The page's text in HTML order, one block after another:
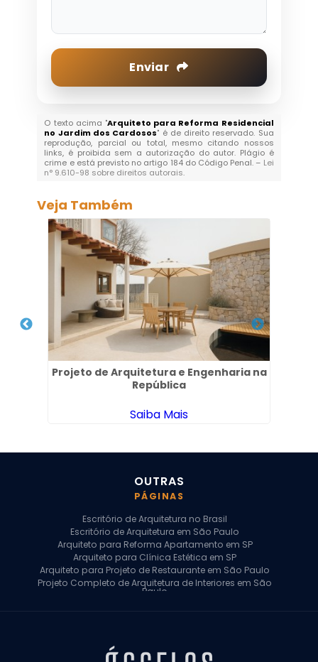
Enviar
O texto acima "Arquiteto para Reforma Residencial
no Jardim dos Cardosos" é de direito reservado. Sua
reprodução, parcial ou total, mesmo citando nossos
links, é proibida sem a autorização do autor. Plágio é
crime e está previsto no artigo 184 do Código Penal. – Lei
n° 9.610-98 sobre direitos autorais.
Veja Também
Projeto de Arquitetura e Engenharia na
República
Saiba Mais
OUTRAS
PÁGINAS
Escritório de Arquitetura no Brasil
Escritório de Arquitetura em São Paulo
Arquiteto para Reforma Apartamento em SP
Arquiteto para Clínica Estética em SP
Arquiteto para Projeto de Restaurante em São Paulo
Projeto Completo de Arquitetura de Interiores em São
Paulo
Arquiteto para Projeto Comercial em São Paulo
Arquiteto Comercial